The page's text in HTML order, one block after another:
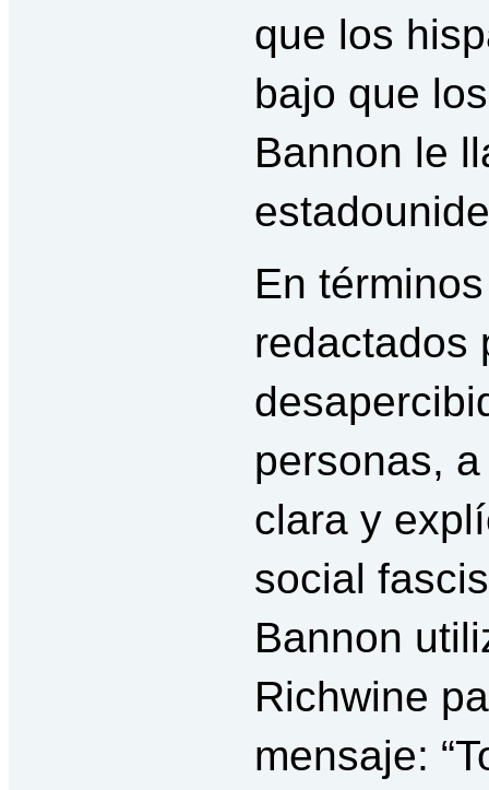
que los
bajo que
Bannon le
En
redactados
personas,
clara y
social
Bannon
Richwine
mensaje: